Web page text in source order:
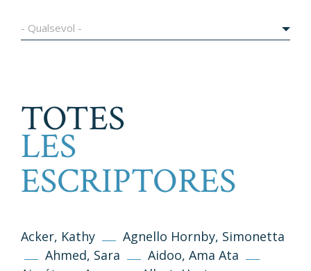
- Qualsevol -
TOTES
LES
ESCRIPTORES
Acker, Kathy
Agnello Hornby, Simonetta
Ahmed, Sara
Aidoo, Ama Ata